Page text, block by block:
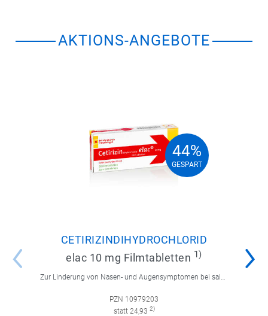
AKTIONS-ANGEBOTE
44%
GESPART
44%
GESPART
CETIRIZINDIHYDROCHLORID
elac 10 mg Filmtabletten 1)
Zur Linderung von Nasen- und Augensymptomen bei saisonaler und ganzjähriger allergischer Rhinitis sowie zur Linderung von chronischer Nesselsucht.
PZN 10979203
statt 24,93 2)